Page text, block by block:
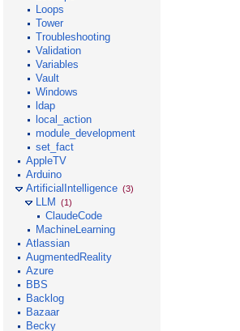
Loops
Tower
Troubleshooting
Validation
Variables
Vault
Windows
ldap
local_action
module_development
set_fact
AppleTV
Arduino
ArtificialIntelligence (3)
LLM (1)
ClaudeCode
MachineLearning
Atlassian
AugmentedReality
Azure
BBS
Backlog
Bazaar
Becky